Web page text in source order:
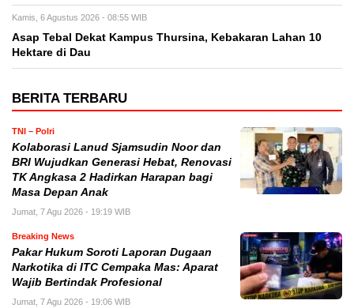
Kamis, 6 Agustus 2026 - 08:55 WIB
Asap Tebal Dekat Kampus Thursina, Kebakaran Lahan 10
Hektare di Dau
BERITA TERBARU
TNI – Polri
Kolaborasi Lanud Sjamsudin Noor dan
BRI Wujudkan Generasi Hebat, Renovasi
TK Angkasa 2 Hadirkan Harapan bagi
Masa Depan Anak
Jumat, 7 Agu 2026 - 19:19 WIB
Breaking News
Pakar Hukum Soroti Laporan Dugaan
Narkotika di ITC Cempaka Mas: Aparat
Wajib Bertindak Profesional
Jumat, 7 Agu 2026 - 19:06 WIB